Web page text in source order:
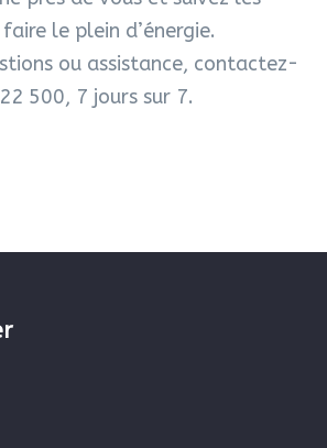
le plein d’énergie.
ou assistance, contactez-
500, 7 jours sur 7.